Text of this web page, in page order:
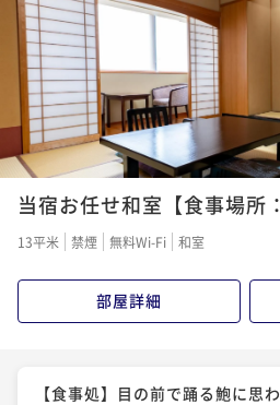
当宿お任せ和室【食事場所
13平米 禁煙 無料Wi-Fi 和室
部屋詳細
【食事処】目の前で踊る鮑に思